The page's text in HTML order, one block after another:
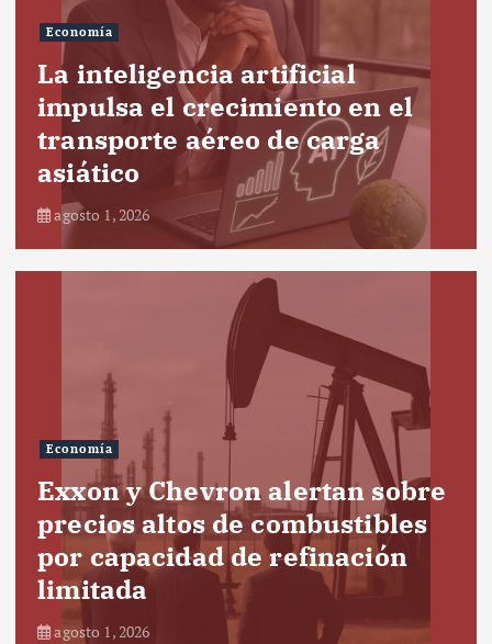
Economía
La inteligencia artificial
impulsa el crecimiento en el
transporte aéreo de carga
asiático
agosto 1, 2026
Economía
Exxon y Chevron alertan sobre
precios altos de combustibles
por capacidad de refinación
limitada
agosto 1, 2026